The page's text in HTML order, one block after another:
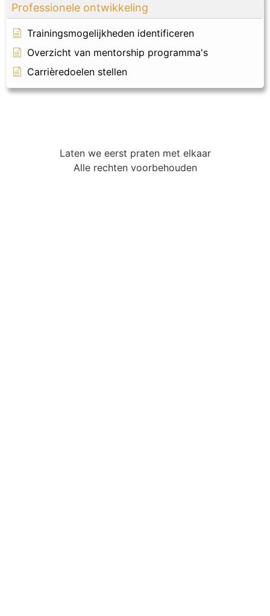
Professionele ontwikkeling
Trainingsmogelijkheden identificeren
Overzicht van mentorship programma's
Carrièredoelen stellen
Laten we eerst praten met elkaar
Alle rechten voorbehouden